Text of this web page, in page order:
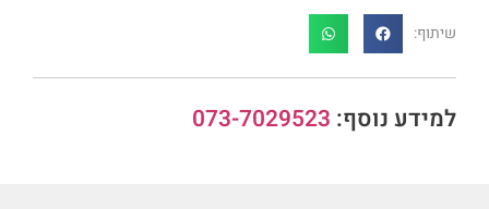
שיתוף:
למידע נוסף: 073-7029523